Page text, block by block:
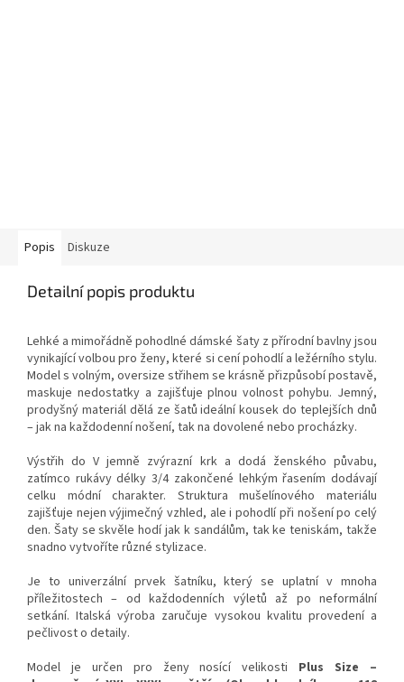
Popis Diskuze
Detailní popis produktu
Lehké a mimořádně pohodlné dámské šaty z přírodní bavlny jsou
vynikající volbou pro ženy, které si cení pohodlí a ležérního stylu.
Model s volným, oversize střihem se krásně přizpůsobí postavě,
maskuje nedostatky a zajišťuje plnou volnost pohybu. Jemný,
prodyšný materiál dělá ze šatů ideální kousek do teplejších dnů
– jak na každodenní nošení, tak na dovolené nebo procházky.
Výstřih do V jemně zvýrazní krk a dodá ženského půvabu,
zatímco rukávy délky 3/4 zakončené lehkým řasením dodávají
celku módní charakter. Struktura mušelínového materiálu
zajišťuje nejen výjimečný vzhled, ale i pohodlí při nošení po celý
den. Šaty se skvěle hodí jak k sandálům, tak ke teniskám, takže
snadno vytvoříte různé stylizace.
Je to univerzální prvek šatníku, který se uplatní v mnoha
příležitostech – od každodenních výletů až po neformální
setkání. Italská výroba zaručuje vysokou kvalitu provedení a
pečlivost o detaily.
Model je určen pro ženy nosící velikosti Plus Size –